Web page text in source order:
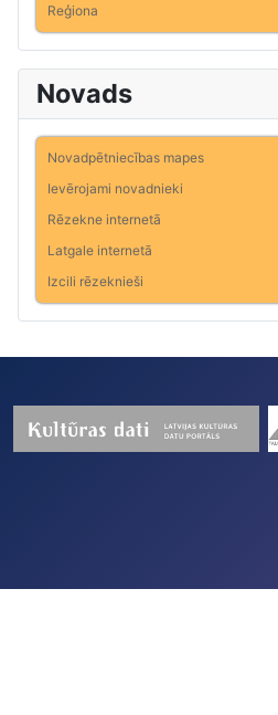
Reģiona
Novads
Novadpētniecības mapes
Ievērojami novadnieki
Rēzekne internetā
Latgale internetā
Izcili rēzeknieši